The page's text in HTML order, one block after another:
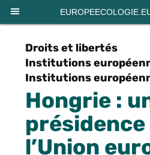
Droits et libertés
Institutions
Institutions
Hongrie :
présidence
l’Union